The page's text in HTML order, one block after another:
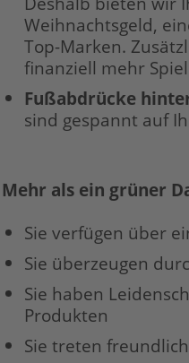
Weihnachtsgeld,
Top-Marken.
finanziell mehr
Fußabdrücke
sind gespannt auf
Mehr als ein grüner
Sie verfügen über
Sie überzeugen
Sie haben
Produkten
Sie treten